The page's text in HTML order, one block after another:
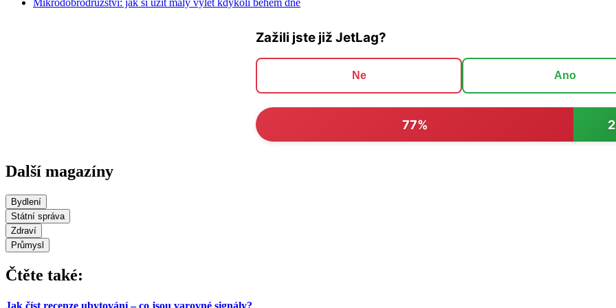
Zažili jste již JetLag?
Ne Ano
77%
Další magazíny
Bydlení
Státní správa
Zdraví
Průmysl
Čtěte také:
Jak číst recenze ubytování – co jsou varovné signály?